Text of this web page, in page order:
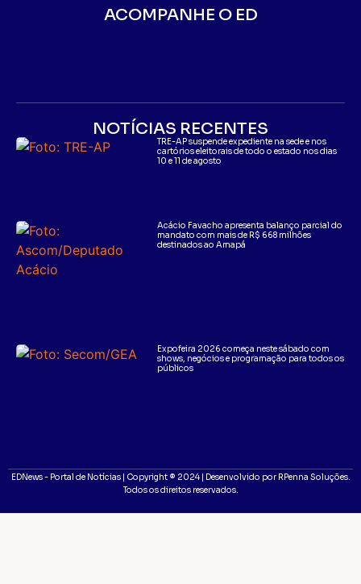
ACOMPANHE O ED
NOTÍCIAS RECENTES
TRE-AP suspende expediente na sede e nos
cartórios eleitorais de todo o estado nos dias
10 e 11 de agosto
Acácio Favacho apresenta balanço parcial do
mandato com mais de R$ 668 milhões
destinados ao Amapá
Expofeira 2026 começa neste sábado com
shows, negócios e programação para todos os
públicos
EDNews - Portal de Notícias | Copyright ® 2024 | Desenvolvido por RPenna Soluções.
Todos os direitos reservados.